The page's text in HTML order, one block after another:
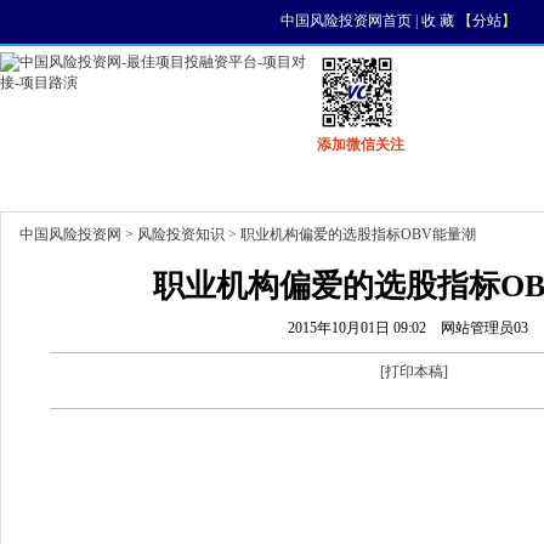
中国风险投资网首页| 收 藏【分站】
添加微信关注
中国风险投资网 > 风险投资知识 > 职业机构偏爱的选股指标OBV能量潮
职业机构偏爱的选股指标
2015年10月01日 09:02 网站管理员03
[打印本稿]